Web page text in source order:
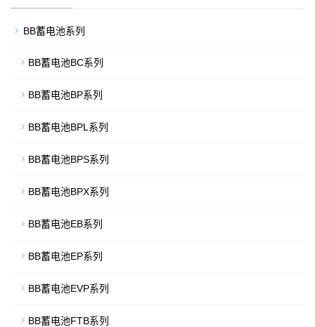
BB蓄电池系列
BB蓄电池BC系列
BB蓄电池BP系列
BB蓄电池BPL系列
BB蓄电池BPS系列
BB蓄电池BPX系列
BB蓄电池EB系列
BB蓄电池EP系列
BB蓄电池EVP系列
BB蓄电池FTB系列